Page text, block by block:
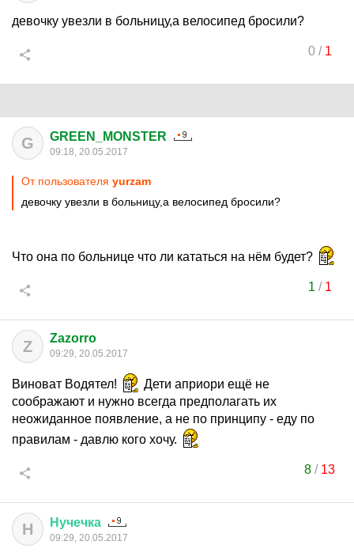
девочку увезли в больницу,а велосипед бросили?
0/ 1
G GREEN_MONSTER
09:18, 20.05.2017
От пользователя yurzam
девочку увезли в больницу,а велосипед бросили?
Что она по больнице что ли кататься на нём будет?
1 / 1
Z Zazorro
09:29, 20.05.2017
Виноват Водятел!
Дети априори ещё не
соображают и нужно всегда предполагать их
неожиданное появление, а не по принципу - еду по
правилам - давлю кого хочу.
8 / 13
Н Нучечка
09:29, 20.05.2017